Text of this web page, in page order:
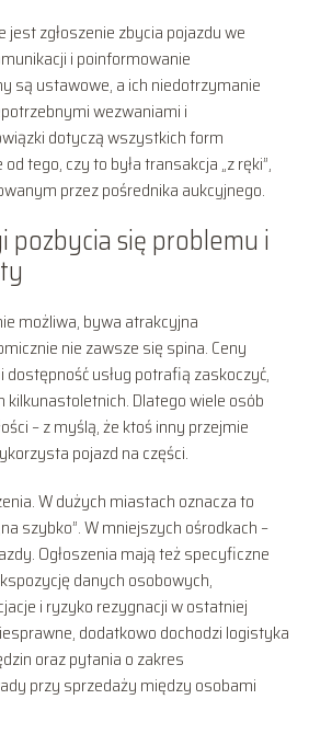
jest zgłoszenie zbycia pojazdu we
i poinformowanie
są ustawowe, a ich niedotrzymanie
wezwaniami i
dotyczą wszystkich form
tego, czy to była transakcja „z ręki”,
przez pośrednika aukcyjnego.
pozbycia się problemu i
możliwa, bywa atrakcyjna
nie zawsze się spina. Ceny
dostępność usług potrafią zaskoczyć,
kilkunastoletnich. Dlatego wiele osób
– z myślą, że ktoś inny przejmie
pojazd na części.
W dużych miastach oznacza to
szybko”. W mniejszych ośrodkach –
Ogłoszenia mają też specyficzne
danych osobowych,
i ryzyko rezygnacji w ostatniej
dodatkowo dochodzi logistyka
oraz pytania o zakres
przy sprzedaży między osobami